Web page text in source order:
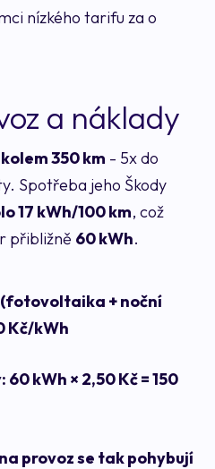
nízkého tarifu za o
a náklady
kolem 350 km - 5x do
Spotřeba jeho Škody
17 kWh/100 km, což
přibližně 60 kWh.
+ noční
Kč/kWh
kWh × 2,50 Kč = 150
provoz se tak pohybují